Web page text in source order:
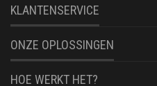
KLANTENSERVICE
ONZE OPLOSSINGEN
HOE WERKT HET?